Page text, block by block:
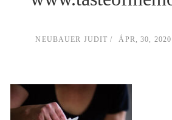
NEUBAUER JUDIT ÁPR, 30,